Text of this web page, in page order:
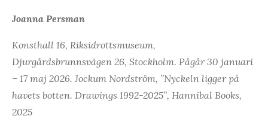
Joanna Persman
Konsthall 16, Riksidrottsmuseum,
Djurgårdsbrunnsvägen 26, Stockholm. Pågår 30 januari
– 17 maj 2026. Jockum Nordström, ”Nyckeln ligger på
havets botten. Drawings 1992-2025”, Hannibal Books,
2025